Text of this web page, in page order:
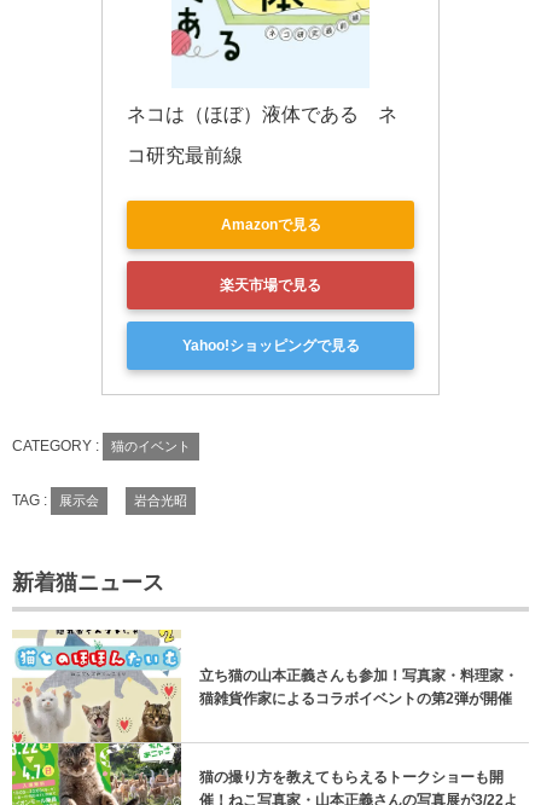
ネコは（ほぼ）液体である　ネ
コ研究最前線
Amazonで見る
楽天市場で見る
Yahoo!ショッピングで見る
CATEGORY : 猫のイベント
TAG : 展示会 岩合光昭
新着猫ニュース
立ち猫の山本正義さんも参加！写真家・料理家・
猫雑貨作家によるコラボイベントの第2弾が開催
猫の撮り方を教えてもらえるトークショーも開
催！ねこ写真家・山本正義さんの写真展が3/22よ